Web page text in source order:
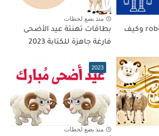
ماهو ملف robots.txt وكيف
منذ بضع لحظات
بطاقات تهنئة عيد الأضحى
فارغة جاهزة للكتابة 2023
2023
منذ بضع لحظات